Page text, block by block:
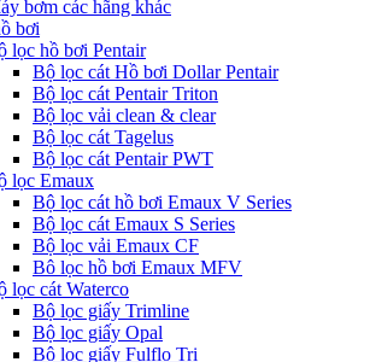
bơm các hãng khác
bơi
lọc hồ bơi Pentair
Bộ lọc cát Hồ bơi Dollar Pentair
Bộ lọc cát Pentair Triton
Bộ lọc vải clean & clear
Bộ lọc cát Tagelus
Bộ lọc cát Pentair PWT
lọc Emaux
Bộ lọc cát hồ bơi Emaux V Series
Bộ lọc cát Emaux S Series
Bộ lọc vải Emaux CF
Bô lọc hồ bơi Emaux MFV
lọc cát Waterco
Bộ lọc giấy Trimline
Bộ lọc giấy Opal
Bộ lọc giấy Fulflo Tri